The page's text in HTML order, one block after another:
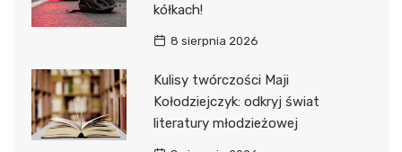
kółkach!
8 sierpnia 2026
Kulisy twórczości Maji
Kołodziejczyk: odkryj świat
literatury młodzieżowej